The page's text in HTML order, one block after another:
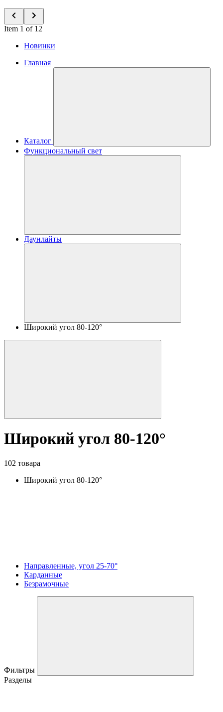
Item 1 of 12
Новинки
Главная
Каталог
Функциональный свет
Даунлайты
Широкий угол 80-120°
Широкий угол 80-120°
102 товара
Широкий угол 80-120°
Направленные, угол 25-70°
Карданные
Безрамочные
Фильтры
Разделы